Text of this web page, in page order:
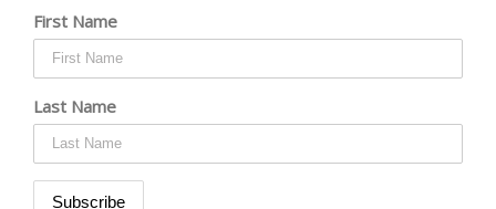
First Name
Last Name